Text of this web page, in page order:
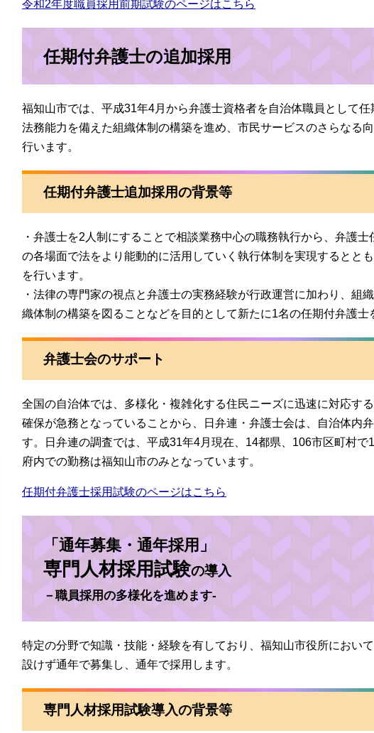
令和2年度職員採用前期試験のページはこちら
任期付弁護士の追加採用
福知山市では、平成31年4月から弁護士資格者を自治体職員として
法務能力を備えた組織体制の構築を進め、市民サービスのさらなる
行います。
任期付弁護士追加採用の背景等
・弁護士を2人制にすることで相談業務中心の職務執行から、弁護
の各場面で法をより能動的に活用していく執行体制を実現するとと
を行います。
・法律の専門家の視点と弁護士の実務経験が行政運営に加わり、組
織体制の構築を図ることなどを目的として新たに1名の任期付弁護士
弁護士会のサポート
全国の自治体では、多様化・複雑化する住民ニーズに迅速に対応す
確保が急務となっていることから、日弁連・弁護士会は、自治体内
す。
日弁連の調査では、平成31年4月現在、14都県、106市区町村で
府内での勤務は福知山市のみとなっています。
任期付弁護士採用試験のページはこちら
「通年募集・通年採用」
専門人材採用試験の導入
－職員採用の多様化を進めます-
特定の分野で知識・技能・経験を有しており、福知山市役所におい
設けず通年で募集し、通年で採用します。
専門人材採用試験導入の背景等